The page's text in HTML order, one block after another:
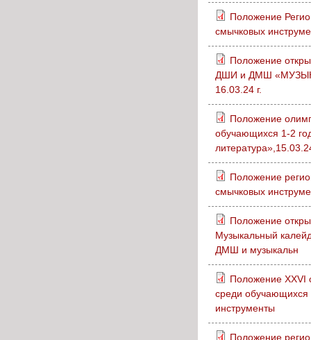
Положение
смычковых
Положение
ДШИ и ДМШ
16.03.24 г.
Положение
обучающихся 1-2
Положение
смычковых
Положение
Музыкальный
ДМШ и музыкальн
Положение XXVI
среди
инструменты
Положение